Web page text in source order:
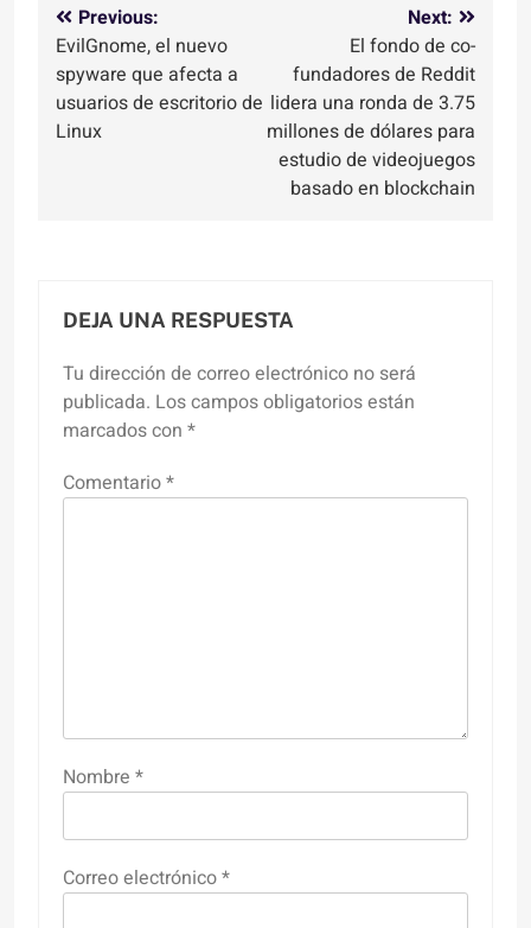
Navegación
de
entradas
Previous:
EvilGnome, el nuevo
spyware que afecta a
usuarios de escritorio de
Linux
Next:
El fondo de co-
fundadores de Reddit
lidera una ronda de 3.75
millones de dólares para
estudio de videojuegos
basado en blockchain
DEJA UNA RESPUESTA
Tu dirección de correo electrónico no será
publicada. Los campos obligatorios están
marcados con *
Comentario*
Nombre *
Correo electrónico*